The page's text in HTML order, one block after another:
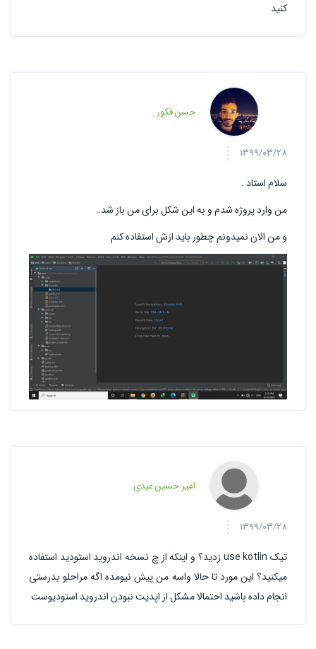
کنید
حسن فکور
1399/03/28
سلام استاد .
من وارد پروژه شدم و به این شکل برای من باز شد.
و من الان نمیدونم چطور باید ازش استفاده کنم
امیر حسین عیدی
1399/03/28
تیک use kotlin زدید؟ و اینکه از چ نسخه اندروید استودید استفاده
میکنید؟ این مورد تا حالا واسه من پیش نیومده اگه مراحلو بدرستی
انجام داده باشید احتمالا مشکل از اپدیت نبودن اندروید استودیوست